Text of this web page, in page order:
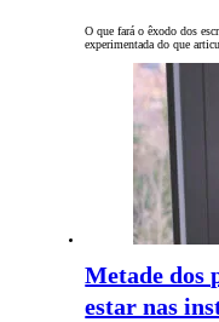
O que fará o êxodo dos
experimentada do que
Metade dos
estar nas